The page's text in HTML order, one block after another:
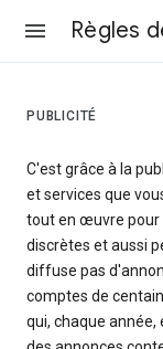
PUBLICITÉ
C'est grâce à la
et services que
tout en œuvre pour
discrètes et aussi
diffuse pas
comptes de
qui, chaque